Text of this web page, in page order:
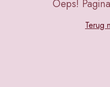
Oeps!
Terug